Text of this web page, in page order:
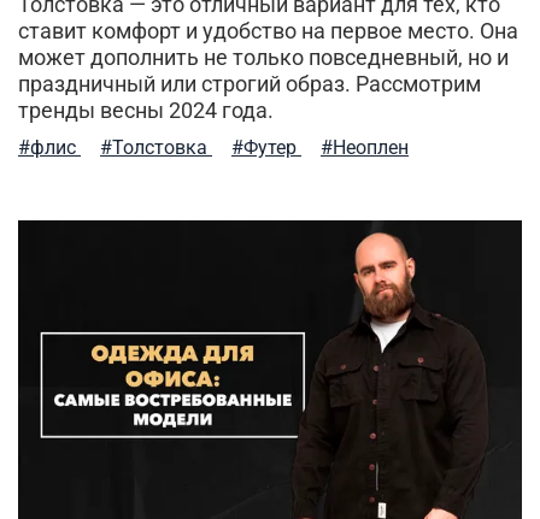
Толстовка — это отличный вариант для тех, кто
ставит комфорт и удобство на первое место. Она
может дополнить не только повседневный, но и
праздничный или строгий образ. Рассмотрим
тренды весны 2024 года.
#флис #Толстовка #Футер #Неоплен